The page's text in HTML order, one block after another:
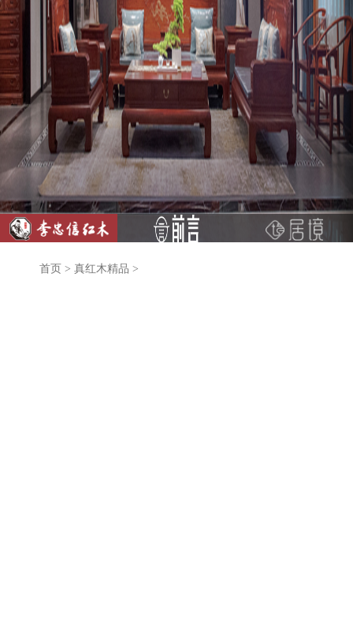
首页 > 真红木精品 >